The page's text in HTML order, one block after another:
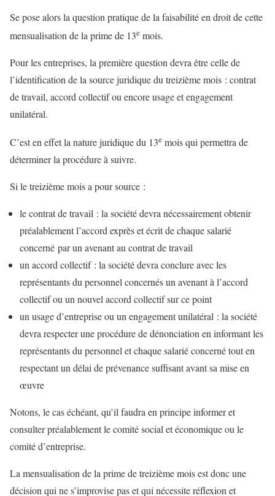
Se pose alors la question pratique de la faisabilité en droit de cette
mensualisation de la prime de 13e mois.
Pour les entreprises, la première question devra être celle de
l’identification de la source juridique du treizième mois : contrat
de travail, accord collectif ou encore usage et engagement
unilatéral.
C’est en effet la nature juridique du 13e mois qui permettra de
déterminer la procédure à suivre.
Si le treizième mois a pour source :
le contrat de travail : la société devra nécessairement obtenir
préalablement l’accord exprès et écrit de chaque salarié
concerné par un avenant au contrat de travail
un accord collectif : la société devra conclure avec les
représentants du personnel concernés un avenant à l’accord
collectif ou un nouvel accord collectif sur ce point
un usage d’entreprise ou un engagement unilatéral : la société
devra respecter une procédure de dénonciation en informant les
représentants du personnel et chaque salarié concerné tout en
respectant un délai de prévenance suffisant avant sa mise en
œuvre
Notons, le cas échéant, qu’il faudra en principe informer et
consulter préalablement le comité social et économique ou le
comité d’entreprise.
La mensualisation de la prime de treizième mois est donc une
décision qui ne s’improvise pas et qui nécessite réflexion et